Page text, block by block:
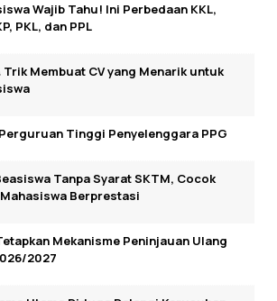
Wajib Tahu! Ini Perbedaan KKL,
PKL, dan PPL
Trik Membuat CV yang Menarik untuk
Tinggi Penyelenggara PPG
Tanpa Syarat SKTM, Cocok
Berprestasi
Mekanisme Peninjauan Ulang
2027